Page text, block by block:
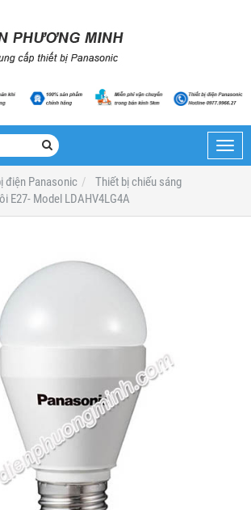
điện Panasonic
Thiết bị chiếu sáng
E27- Model LDAHV4LG4A